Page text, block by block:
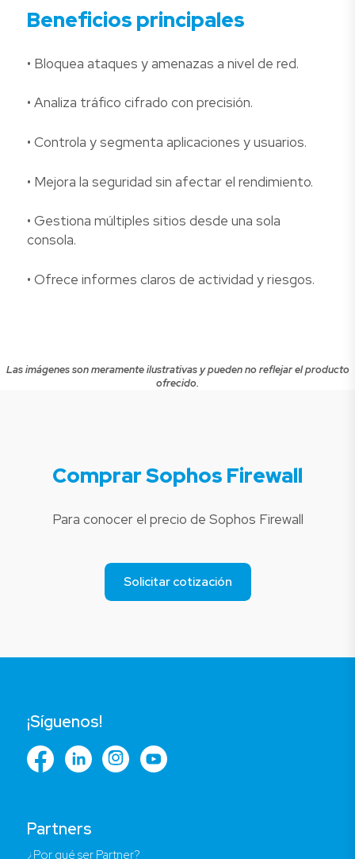
Beneficios principales
• Bloquea ataques y amenazas a nivel de red.
• Analiza tráfico cifrado con precisión.
• Controla y segmenta aplicaciones y usuarios.
• Mejora la seguridad sin afectar el rendimiento.
• Gestiona múltiples sitios desde una sola
consola.
• Ofrece informes claros de actividad y riesgos.
Las imágenes son meramente ilustrativas y pueden no reflejar el producto
ofrecido.
Comprar Sophos Firewall
Para conocer el precio de Sophos Firewall
Solicitar cotización
Partners
¿Por qué ser Partner?
¡Síguenos!